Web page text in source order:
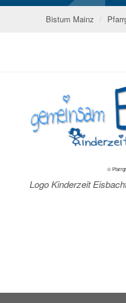
Bistum Mainz
©
Logo Kinderzeit